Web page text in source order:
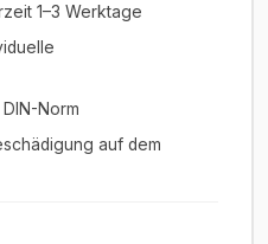
1–3 Werktage
Norm
auf dem